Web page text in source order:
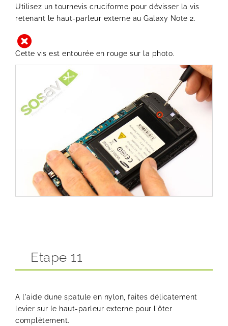
Utilisez un tournevis cruciforme pour dévisser la vis
retenant le haut-parleur externe au Galaxy Note 2.
Cette vis est entourée en rouge sur la photo.
Etape 11
A l'aide dune spatule en nylon, faites délicatement
levier sur le haut-parleur externe pour l'ôter
complètement.